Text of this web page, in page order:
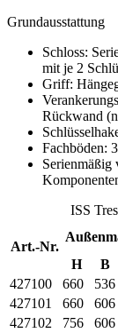
Grundausstattung
Schloss:
mit je 2
Griff:
Rückwand
Fachböden:
ISS
Art.-Nr.
H
B
427100
660 536
427101
660 606
427102
756 606